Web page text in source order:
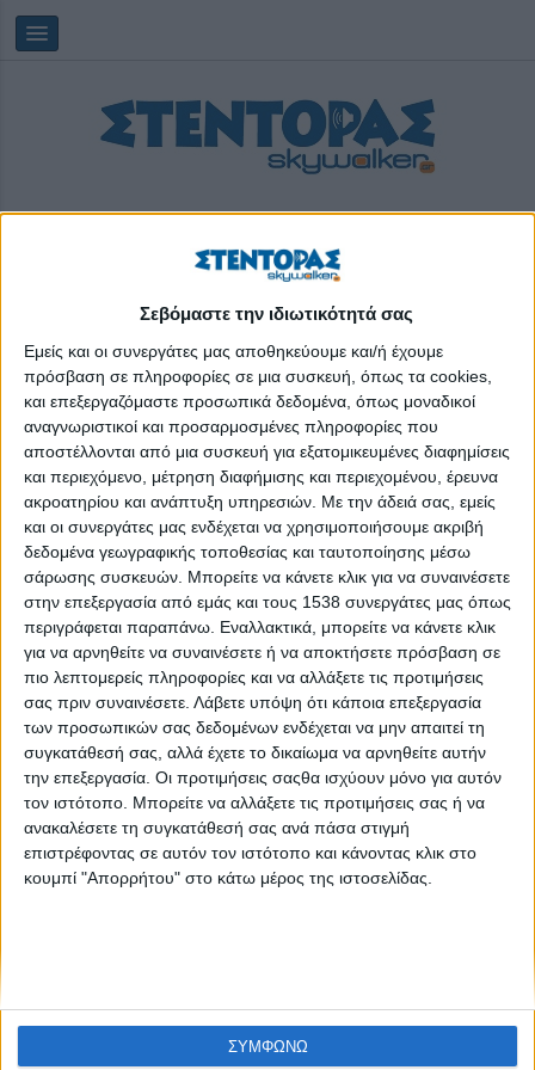
Σεβόμαστε την ιδιωτικότητά σας
Εμείς και οι συνεργάτες μας αποθηκεύουμε και/ή έχουμε
πρόσβαση σε πληροφορίες σε μια συσκευή, όπως τα cookies,
και επεξεργαζόμαστε προσωπικά δεδομένα, όπως μοναδικοί
αναγνωριστικοί και προσαρμοσμένες πληροφορίες που
αποστέλλονται από μια συσκευή για εξατομικευμένες διαφημίσεις
και περιεχόμενο, μέτρηση διαφήμισης και περιεχομένου, έρευνα
ακροατηρίου και ανάπτυξη υπηρεσιών. Με την άδειά σας, εμείς
και οι συνεργάτες μας ενδέχεται να χρησιμοποιήσουμε ακριβή
δεδομένα γεωγραφικής τοποθεσίας και ταυτοποίησης μέσω
σάρωσης συσκευών. Μπορείτε να κάνετε κλικ για να συναινέσετε
στην επεξεργασία από εμάς και τους 1538 συνεργάτες μας όπως
περιγράφεται παραπάνω. Εναλλακτικά, μπορείτε να κάνετε κλικ
για να αρνηθείτε να συναινέσετε ή να αποκτήσετε πρόσβαση σε
πιο λεπτομερείς πληροφορίες και να αλλάξετε τις προτιμήσεις
σας πριν συναινέσετε. Λάβετε υπόψη ότι κάποια επεξεργασία
των προσωπικών σας δεδομένων ενδέχεται να μην απαιτεί τη
συγκατάθεσή σας, αλλά έχετε το δικαίωμα να αρνηθείτε αυτήν
την επεξεργασία. Οι προτιμήσεις σαςθα ισχύουν μόνο για αυτόν
τον ιστότοπο. Μπορείτε να αλλάξετε τις προτιμήσεις σας ή να
ανακαλέσετε τη συγκατάθεσή σας ανά πάσα στιγμή
επιστρέφοντας σε αυτόν τον ιστότοπο και κάνοντας κλικ στο
κουμπί "Απορρήτου" στο κάτω μέρος της ιστοσελίδας.
ΣΥΜΦΩΝΩ
Saturday, 08/08/202603:31:40
γιορτή της μητέρας
Μαμά… Θα ήθελα να σου πω ότι…
None feed
CONNECT